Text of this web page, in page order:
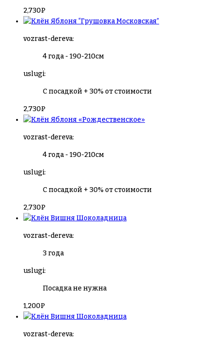
2,730₽
Яблоня “Грушовка Московская”
vozrast-dereva:
4 года - 190-210см
uslugi:
С посадкой + 30% от стоимости
2,730₽
Яблоня «Рождественское»
vozrast-dereva:
4 года - 190-210см
uslugi:
С посадкой + 30% от стоимости
2,730₽
Вишня Шоколадница
vozrast-dereva:
3 года
uslugi:
Посадка не нужна
1,200₽
Вишня Шоколадница
vozrast-dereva: